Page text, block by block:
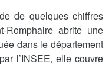
de quelques chiffres
abrite une
dans le département
l’INSEE, elle couvre